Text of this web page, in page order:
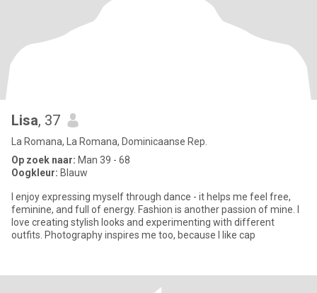
Lisa, 37
La Romana, La Romana, Dominicaanse Rep.
Op zoek naar: Man 39 - 68
Oogkleur: Blauw
I enjoy expressing myself through dance - it helps me feel free,
feminine, and full of energy. Fashion is another passion of mine. I
love creating stylish looks and experimenting with different
outfits. Photography inspires me too, because I like cap